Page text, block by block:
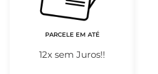
PARCELE EM ATÉ
12x sem Juros!!